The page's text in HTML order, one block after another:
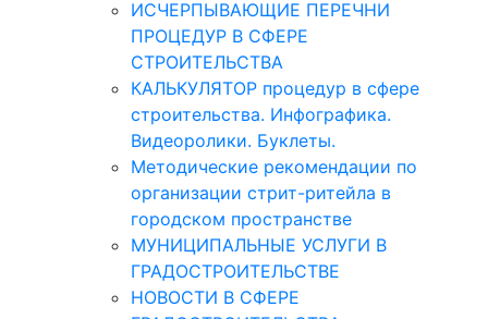
ИСЧЕРПЫВАЮЩИЕ ПЕРЕЧНИ
ПРОЦЕДУР В СФЕРЕ
СТРОИТЕЛЬСТВА
КАЛЬКУЛЯТОР процедур в сфере
строительства. Инфографика.
Видеоролики. Буклеты.
Методические рекомендации по
организации стрит-ритейла в
городском пространстве
МУНИЦИПАЛЬНЫЕ УСЛУГИ В
ГРАДОСТРОИТЕЛЬСТВЕ
НОВОСТИ В СФЕРЕ